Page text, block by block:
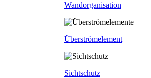
Wandorganisation
Überströmelement
Sichtschutz